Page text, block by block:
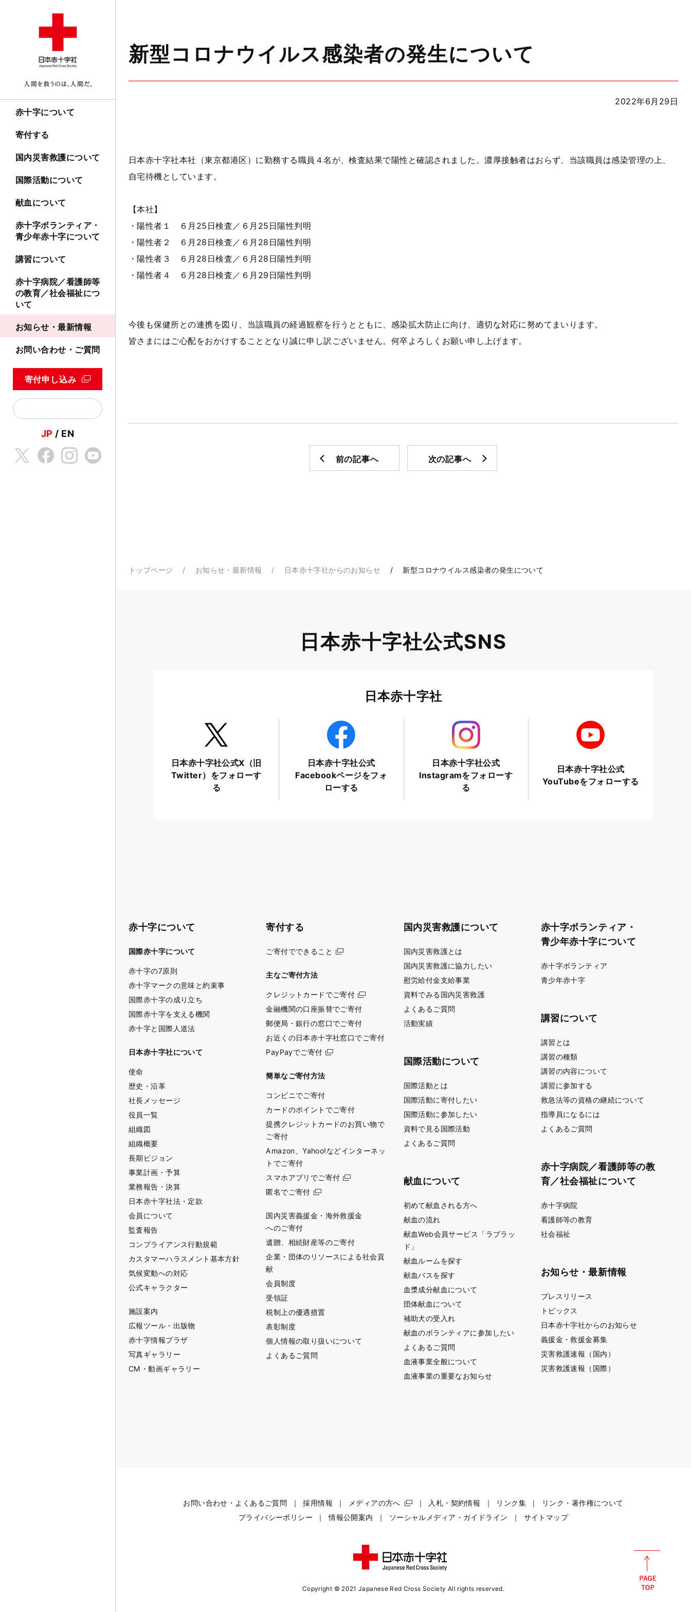
赤十字について
寄付する
国内災害救護について
国際活動について
献血について
赤十字ボランティア・
青少年赤十字について
講習について
赤十字病院／看護師等
の教育／社会福祉につ
いて
お知らせ・最新情報
お問い合わせ・ご質問
寄付申し込み
JP EN
新型コロナウイルス感染者の発生について
2022年6月29日
日本赤十字社本社（東京都港区）に勤務する職員４名が、検査結果で陽性と確認されました。濃厚接触者はおらず、当該職員は感染管理の上、
自宅待機としています。
【本社】
・陽性者１ ６月25日検査／６月25日陽性判明
・陽性者２ ６月28日検査／６月28日陽性判明
・陽性者３ ６月28日検査／６月28日陽性判明
・陽性者４ ６月28日検査／６月29日陽性判明
今後も保健所との連携を図り、当該職員の経過観察を行うとともに、感染拡大防止に向け、適切な対応に努めてまいります。
皆さまにはご心配をおかけすることとなり誠に申し訳ございません。何卒よろしくお願い申し上げます。
前の記事へ 次の記事へ
トップページ お知らせ・最新情報 日本赤十字社からのお知らせ 新型コロナウイルス感染者の発生について
日本赤十字社公式SNS
日本赤十字社
日本赤十字社公式X（旧
Twitter）をフォローす
る
日本赤十字社公式
Facebookページをフォ
ローする
日本赤十字社公式
Instagramをフォローす
る
日本赤十字社公式
YouTubeをフォローする
赤十字について
国際赤十字について
赤十字の7原則
赤十字マークの意味と約束事
国際赤十字の成り立ち
国際赤十字を支える機関
赤十字と国際人道法
日本赤十字社について
使命
歴史・沿革
社長メッセージ
役員一覧
組織図
組織概要
長期ビジョン
事業計画・予算
業務報告・決算
日本赤十字社法・定款
会員について
監査報告
コンプライアンス行動規範
カスタマーハラスメント基本方針
気候変動への対応
公式キャラクター
施設案内
広報ツール・出版物
赤十字情報プラザ
写真ギャラリー
CM・動画ギャラリー
寄付する
ご寄付でできること
主なご寄付方法
クレジットカードでご寄付
金融機関の口座振替でご寄付
郵便局・銀行の窓口でご寄付
お近くの日本赤十字社窓口でご寄付
PayPayでご寄付
簡単なご寄付方法
コンビニでご寄付
カードのポイントでご寄付
提携クレジットカードのお買い物で
ご寄付
Amazon、Yahoo!などインターネッ
トでご寄付
スマホアプリでご寄付
匿名でご寄付
国内災害義援金・海外救援金
へのご寄付
遺贈、相続財産等のご寄付
企業・団体のリソースによる社会貢
献
会員制度
受領証
税制上の優遇措置
表彰制度
個人情報の取り扱いについて
よくあるご質問
国内災害救護について
国内災害救護とは
国内災害救護に協力したい
慰労給付金支給事業
資料でみる国内災害救護
よくあるご質問
活動実績
国際活動について
国際活動とは
国際活動に寄付したい
国際活動に参加したい
資料で見る国際活動
よくあるご質問
献血について
初めて献血される方へ
献血の流れ
献血Web会員サービス「ラブラッ
ド」
献血ルームを探す
献血バスを探す
血漿成分献血について
団体献血について
補助犬の受入れ
献血のボランティアに参加したい
よくあるご質問
血液事業全般について
血液事業の重要なお知らせ
赤十字ボランティア・
青少年赤十字について
赤十字ボランティア
青少年赤十字
講習について
講習とは
講習の種類
講習の内容について
講習に参加する
救急法等の資格の継続について
指導員になるには
よくあるご質問
赤十字病院／看護師等の教
育／社会福祉について
赤十字病院
看護師等の教育
社会福祉
お知らせ・最新情報
プレスリリース
トピックス
日本赤十字社からのお知らせ
義援金・救援金募集
災害救護速報（国内）
災害救護速報（国際）
お問い合わせ・よくあるご質問 採用情報 メディアの方へ 入札・契約情報 リンク集
リンク・著作権について
プライバシーポリシー
情報公開案内 ソーシャルメディア・ガイドライン サイトマップ
Copyright © 2021 Japanese Red Cross Society All rights reserved.